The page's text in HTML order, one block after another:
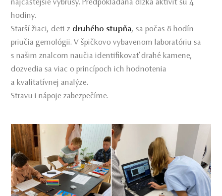
najčastejšie výbrusy. Predpokladaná dĺžka aktivít sú 4
hodiny.
Starší žiaci, deti z druhého stupňa, sa počas 8 hodín
priučia gemológii. V špičkovo vybavenom laboratóriu sa
s našim znalcom naučia identifikovať drahé kamene,
dozvedia sa viac o princípoch ich hodnotenia
a kvalitatívnej analýze.
Stravu i nápoje zabezpečíme.